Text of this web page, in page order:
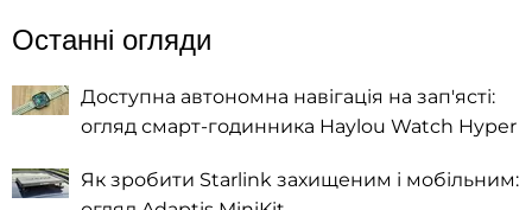
Останні огляди
Доступна автономна навігація на зап'ясті:
огляд смарт-годинника Haylou Watch Hyper
Як зробити Starlink захищеним і мобільним: